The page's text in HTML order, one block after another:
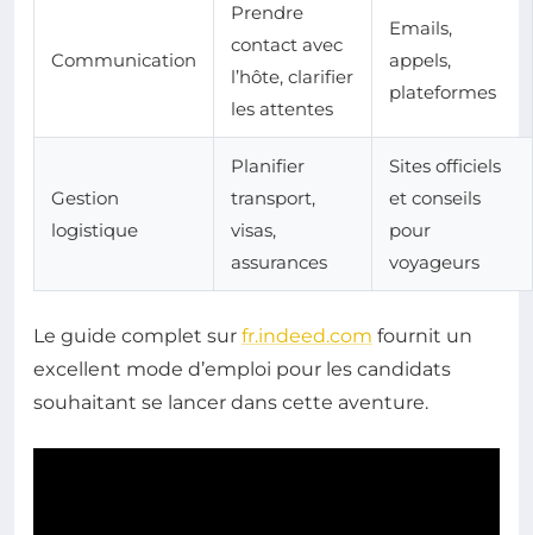
Communication
Prendre
contact avec
l’hôte, clarifier
les attentes
Emails,
appels,
plateformes
Gestion
logistique
Planifier
transport,
visas,
assurances
Sites officiels
et conseils
pour
voyageurs
Le guide complet sur fr.indeed.com fournit un
excellent mode d’emploi pour les candidats
souhaitant se lancer dans cette aventure.